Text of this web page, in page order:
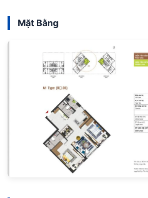
Mặt Bằng